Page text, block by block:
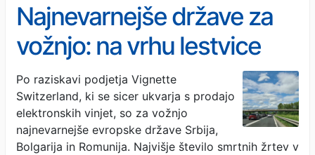
Najnevarnejše države za
vožnjo: na vrhu lestvice
država, kamor potuje
veliko Slovencev
Po raziskavi podjetja Vignette
Switzerland, ki se sicer ukvarja s prodajo
elektronskih vinjet, so za vožnjo
najnevarnejše evropske države Srbija,
Bolgarija in Romunija. Najvišje število smrtnih žrtev v